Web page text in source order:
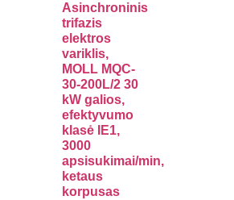
Asinchroninis
trifazis
elektros
variklis,
MOLL MQC-
30-200L/2 30
kW galios,
efektyvumo
klasė IE1,
3000
apsisukimai/min,
ketaus
korpusas